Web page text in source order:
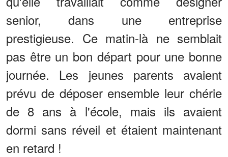
senior, dans une entreprise
prestigieuse. Ce matin-là ne semblait
pas être un bon départ pour une bonne
journée. Les jeunes parents avaient
prévu de déposer ensemble leur chérie
de 8 ans à l'école, mais ils avaient
dormi sans réveil et étaient maintenant
en retard !